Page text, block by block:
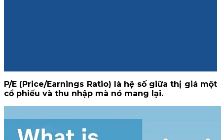
P/E (Price/Earnings Ratio) là hệ số giữa thị giá một
cổ phiếu và thu nhập mà nó mang lại.